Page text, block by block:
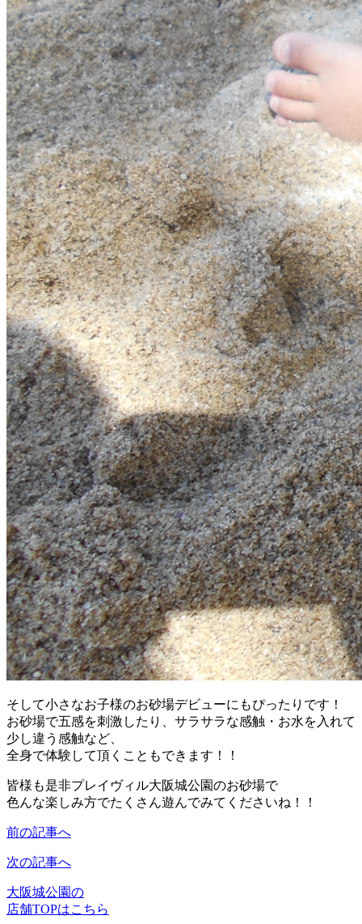
そして小さなお子様のお砂場デビューにもぴったりです！
お砂場で五感を刺激したり、サラサラな感触・お水を入れて
少し違う感触など、
全身で体験して頂くこともできます！！
皆様も是非プレイヴィル大阪城公園のお砂場で
色んな楽しみ方でたくさん遊んでみてくださいね！！
前の記事へ
次の記事へ
大阪城公園の
店舗TOPはこちら